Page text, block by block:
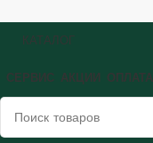
КАТАЛОГ
СЕРВИС АКЦИИ